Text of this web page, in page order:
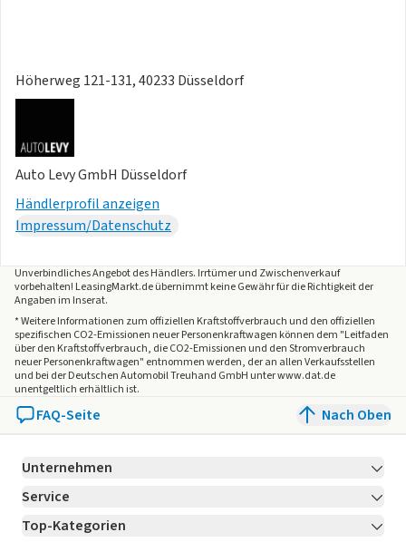
- Sitz vorn links elektr. verstellbar (Lendenwirbelstütze Sitz
vorn links - elektr. verstellbar)
- Sitzheizung vorn
- Sonnenblenden mit Spiegel (beleuchtet)
- Tagfahrlicht LED
- Toyota Safety Sense (Verkehrszeichenerkennung (RSA) -
Geschwindigkeits-Regelanlage (Tempomat) mit
Warning - FCW) - Pre-Collision-System (PCS) - Kreuzungs-
Assistent - aktiver Spurhalteassistent (Lenkunterstützung))
Cloud-Navigationssystem)
- Navigationssystem mit EV-Routenplanung
- Türverkleidung Kunstleder
- Verglasung grün getönt
- Verglasung hinten abgedunkelt
- Warnanlage für Sicherheitsgurte vorn
- Wärmeschutzverglasung getönt (Verglasung grün getönt)
- Zentralverriegelung mit Fernbedienung
Höherweg 121-131, 40233 Düsseldorf
Auto Levy GmbH Düsseldorf
Händlerprofil anzeigen
Impressum/Datenschutz
Unverbindliches Angebot desHändlers. Irrtümer und Zwischenverkauf
vorbehalten! LeasingMarkt.de übernimmt keine Gewähr für die Richtigkeit der
Angaben im Inserat.
* Weitere Informationen zum offiziellen Kraftstoffverbrauch und den offiziellen
spezifischen CO2-Emissionen neuer Personenkraftwagen können dem "Leitfaden
über den Kraftstoffverbrauch, die CO2-Emissionen und den Stromverbrauch
neuer Personenkraftwagen" entnommen werden, der an allen Verkaufsstellen
und bei der Deutschen Automobil Treuhand GmbH unter www.dat.de
unentgeltlich erhältlich ist.
FAQ-Seite Nach Oben
Unternehmen
Über LeasingMarkt.de
Karriere Jetzt bewerben!
Service
Kontakt
Top-Kategorien